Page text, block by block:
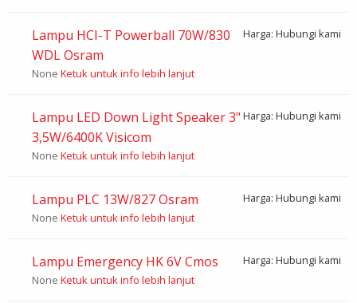
Lampu HCI-T Powerball 70W/830
WDL Osram
Harga: Hubungi kami
None Ketuk untuk info lebih lanjut
Lampu LED Down Light Speaker 3"
3,5W/6400K Visicom
Harga: Hubungi kami
None Ketuk untuk info lebih lanjut
Lampu PLC 13W/827 Osram
Harga: Hubungi kami
None Ketuk untuk info lebih lanjut
Lampu Emergency HK 6V Cmos
Harga: Hubungi kami
None Ketuk untuk info lebih lanjut